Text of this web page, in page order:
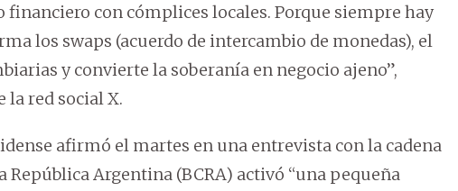
financiero con cómplices locales. Porque siempre hay
los swaps (acuerdo de intercambio de monedas), el
y convierte la soberanía en negocio ajeno”,
la red social X.
afirmó el martes en una entrevista con la cadena
República Argentina (BCRA) activó “una pequeña